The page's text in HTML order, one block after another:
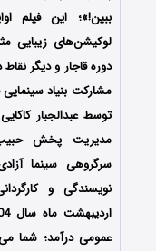
لوکیشن‌های زیبایی
دوره قاجار و دیگر
مشارکت بنیاد
توسط عبدالجبار
مدیریت پخش حبیب
سرگروهی سینما
عمومی درآمد؛ شما